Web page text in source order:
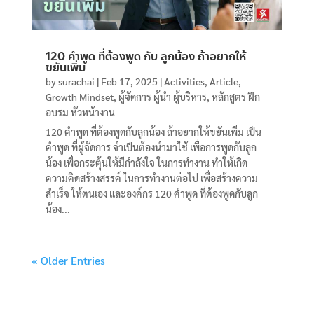
120 คำพูด ที่ต้องพูด กับ ลูกน้อง ถ้าอยากให้
ขยันเพิ่ม
bysurachai | Feb 17, 2025|Activities, Article,
Growth Mindset, ผู้จัดการ ผู้นำ ผู้บริหาร, หลักสูตร ฝึก
อบรม หัวหน้างาน
120 คำพูด ที่ต้องพูดกับลูกน้อง ถ้าอยากให้ขยันเพิ่ม เป็น
คำพูด ที่ผู้จัดการ จำเป็นต้องนำมาใช้ เพื่อการพูดกับลูก
น้อง เพื่อกระตุ้นให้มีกำลังใจ ในการทำงาน ทำให้เกิด
ความคิดสร้างสรรค์ ในการทำงานต่อไป เพื่อสร้างความ
สำเร็จ ให้ตนเอง และองค์กร 120 คำพูด ที่ต้องพูดกับลูก
น้อง...
« Older Entries